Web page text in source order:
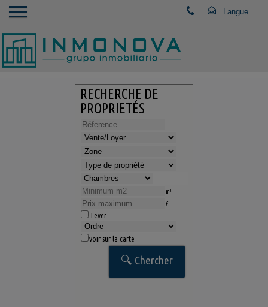
RECHERCHE DE
PROPRIETÉS
m²
€
Lever
voir sur la carte